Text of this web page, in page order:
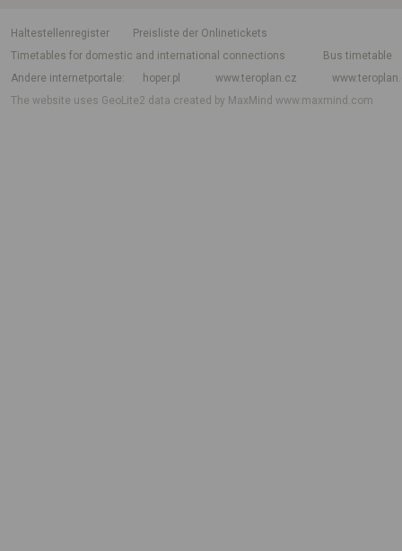
Haltestellenregister
Preisliste der Onlinetickets
Timetables for domestic and international connections
Bus timetable
Andere internetportale
hoper.pl www.teroplan.cz
The website uses GeoLite2 data created by MaxMindwww.maxmind.com